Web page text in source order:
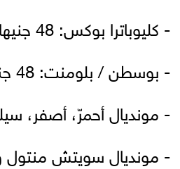
- كليوباترا بوكس: 48 جنيها
- بوسطن / بلومنت: 48 جنيها
- مونديال أحمرّ، أصفر، سيلفر: 48
- مونديال سويتش منتول وبلو